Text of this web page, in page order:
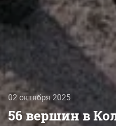
02 октября 2025
56 вершин в